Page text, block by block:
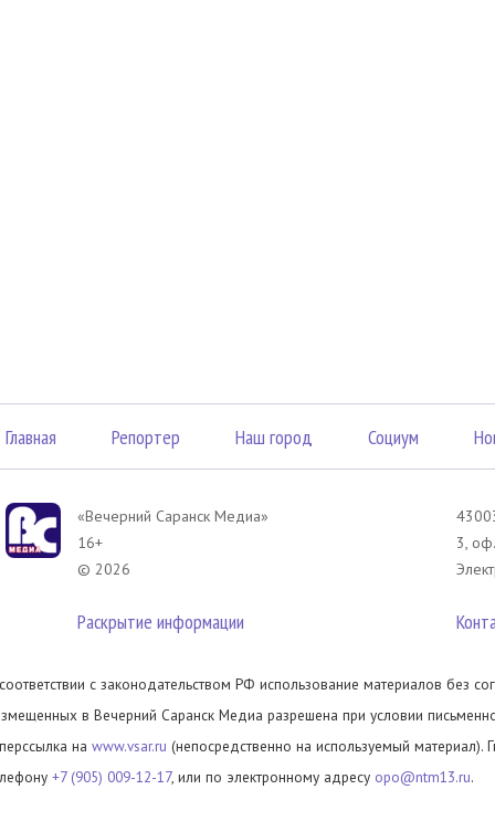
Главная Репортер Наш город Социум
«Вечерний Саранск Mедиа»
16+
© 2026
Раскрытие информации
3,
с законодательством РФ использование материалов без
в Вечерний Саранск Медиа разрешена при условии
на www.vsar.ru (непосредственно на используемый материал).
+7 (905) 009-12-17, или по электронному адресу opo@ntm13.ru.